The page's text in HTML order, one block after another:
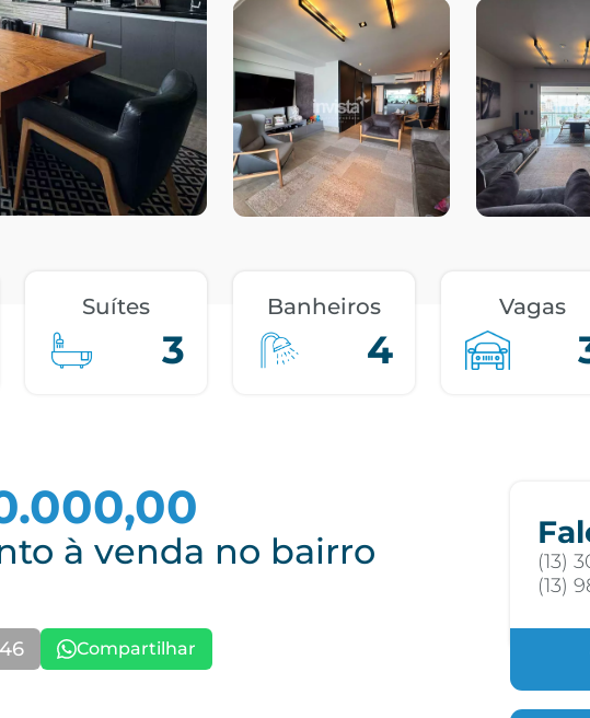
Suítes
3
Banheiros
4
Vagas
à venda no bairro
Compartilhar
(13)
(13)